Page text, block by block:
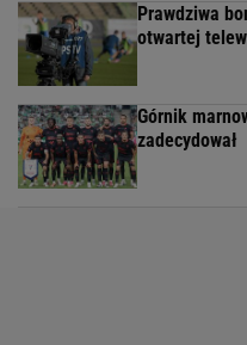
Prawdziwa
otwartej
Górnik
zadecydował